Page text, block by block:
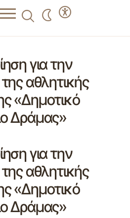
για την
αθλητικής
«Δημοτικό
Δράμας»
για την
αθλητικής
«Δημοτικό
Δράμας»